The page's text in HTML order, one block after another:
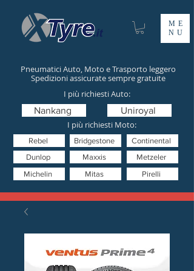
ME
NU
Pneumatici Auto, Moto e Trasporto leggero
Spedizioni assicurate sempre gratuite
I più richiesti Moto:
Mitas
Nankang
Pirelli
Uniroyal
Metzeler
Dunlop
Bridgestone Continental
Michelin
Rebel
I più richiesti Auto:
Maxxis